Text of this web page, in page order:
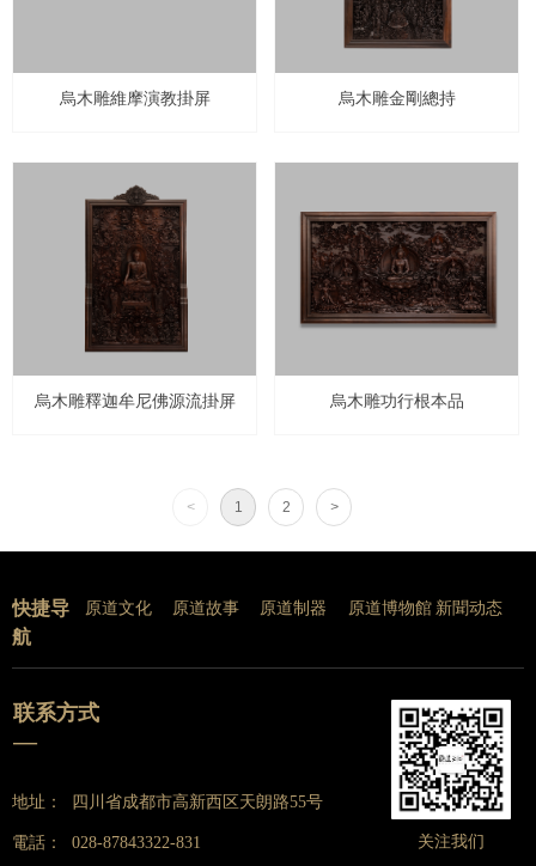
烏木雕維摩演教掛屏 烏木雕金剛總持
烏木雕釋迦牟尼佛源流掛屏 烏木雕功行根本品
< 1 2 >
快捷导
航
原道文化 原道故事 原道制器 原道博物館 新聞动态
联系方式
—
地址： 四川省成都市高新西区天朗路55号
電話： 028-87843322-831 关注我们